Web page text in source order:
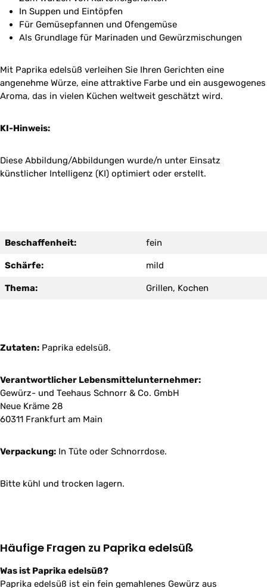
In Suppen und Eintöpfen
Für Gemüsepfannen und Ofengemüse
Als Grundlage für Marinaden und Gewürzmischungen
Mit Paprika edelsüß verleihen Sie Ihren Gerichten eine
angenehme Würze, eine attraktive Farbe und ein ausgewogenes
Aroma, das in vielen Küchen weltweit geschätzt wird.
KI-Hinweis:
Diese Abbildung/Abbildungen wurde/n unter Einsatz
künstlicher Intelligenz (KI) optimiert oder erstellt.
Beschaffenheit: fein
Schärfe: mild
Thema: Grillen, Kochen
Zutaten: Paprika edelsüß.
Verantwortlicher Lebensmittelunternehmer:
Gewürz- und Teehaus Schnorr & Co. GmbH
Neue Kräme 28
60311 Frankfurt am Main
Verpackung: In Tüte oder Schnorrdose.
Bitte kühl und trocken lagern.
Häufige Fragen zu Paprika edelsüß
Was ist Paprika edelsüß?
Paprika edelsüß ist ein fein gemahlenes Gewürz aus